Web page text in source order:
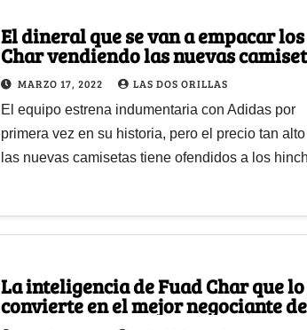
El dineral que se van a empacar los
Char vendiendo las nuevas
del Junior
MARZO 17, 2022 LAS DOS ORILLAS
El equipo estrena indumentaria con Adidas por
primera vez en su historia, pero el precio tan
las nuevas camisetas tiene ofendidos a los
La inteligencia de Fuad Char que lo
convierte en el mejor negociante
fútbol colombiano